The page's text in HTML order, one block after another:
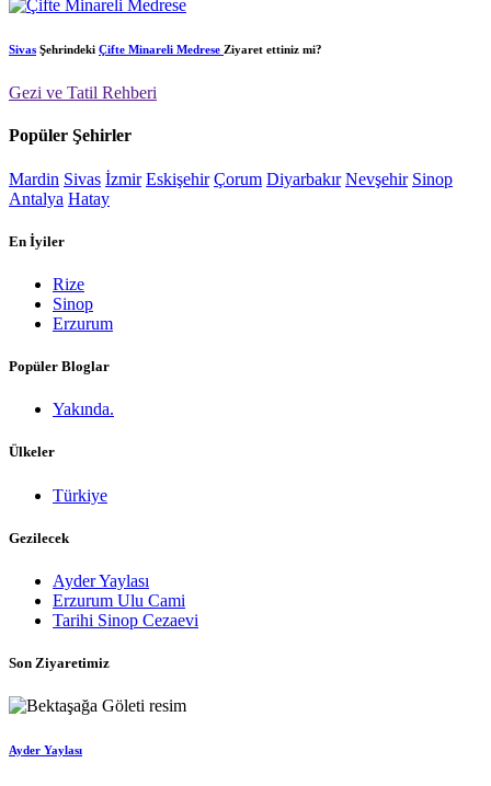
Sivas Şehrindeki Çifte Minareli Medrese Ziyaret ettiniz mi?
Gezi ve Tatil Rehberi
Popüler Şehirler
Mardin Sivas İzmir Eskişehir Çorum Diyarbakır Nevşehir Sinop
Antalya Hatay
En İyiler
Rize
Sinop
Erzurum
Popüler Bloglar
Yakında.
Ülkeler
Türkiye
Gezilecek
Ayder Yaylası
Erzurum Ulu Cami
Tarihi Sinop Cezaevi
Son Ziyaretimiz
Ayder Yaylası